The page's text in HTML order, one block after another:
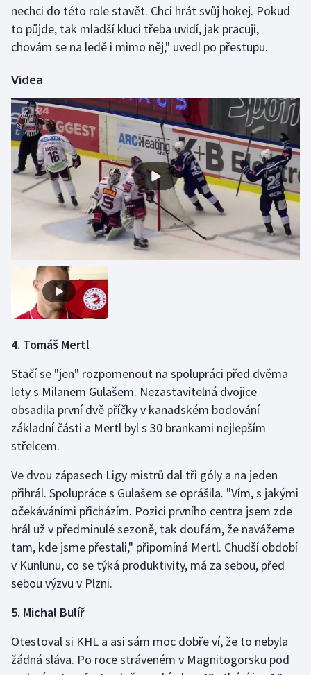
nechci do této role stavět. Chci hrát svůj hokej. Pokud
to půjde, tak mladší kluci třeba uvidí, jak pracuji,
chovám se na ledě i mimo něj," uvedl po přestupu.
Videa
4. Tomáš Mertl
Stačí se "jen" rozpomenout na spolupráci před dvěma
lety s Milanem Gulašem. Nezastavitelná dvojice
obsadila první dvě příčky v kanadském bodování
základní části a Mertl byl s 30 brankami nejlepším
střelcem.
Ve dvou zápasech Ligy mistrů dal tři góly a na jeden
přihrál. Spolupráce s Gulašem se oprášila. "Vím, s jakými
očekáváními přicházím. Pozici prvního centra jsem zde
hrál už v předminulé sezoně, tak doufám, že navážeme
tam, kde jsme přestali," připomíná Mertl. Chudší období
v Kunlunu, co se týká produktivity, má za sebou, před
sebou výzvu v Plzni.
5. Michal Bulíř
Otestoval si KHL a asi sám moc dobře ví, že to nebyla
žádná sláva. Po roce stráveném v Magnitogorsku pod